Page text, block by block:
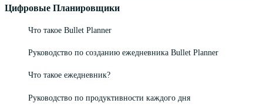
Цифровые Планировщики
Что такое Bullet Planner
Руководство по созданию ежедневника Bullet Planner
Что такое ежедневник?
Руководство по продуктивности каждого дня